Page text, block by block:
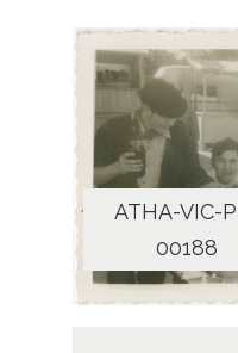
ATHA-VIC-
00188